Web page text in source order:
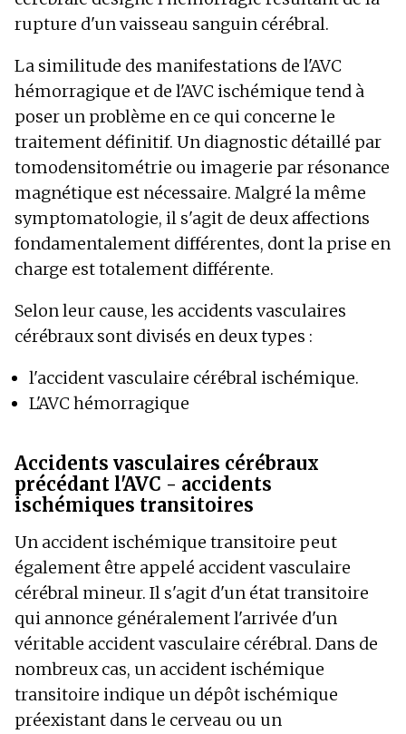
rupture d'un vaisseau sanguin cérébral.
La similitude des manifestations de l'AVC
hémorragique et de l'AVC ischémique tend à
poser un problème en ce qui concerne le
traitement définitif. Un diagnostic détaillé par
tomodensitométrie ou imagerie par résonance
magnétique est nécessaire. Malgré la même
symptomatologie, il s'agit de deux affections
fondamentalement différentes, dont la prise en
charge est totalement différente.
Selon leur cause, les accidents vasculaires
cérébraux sont divisés en deux types :
l'accident vasculaire cérébral ischémique.
L'AVC hémorragique
Accidents vasculaires cérébraux
précédant l'AVC - accidents
ischémiques transitoires
Un accident ischémique transitoire peut
également être appelé accident vasculaire
cérébral mineur. Il s'agit d'un état transitoire
qui annonce généralement l'arrivée d'un
véritable accident vasculaire cérébral. Dans de
nombreux cas, un accident ischémique
transitoire indique un dépôt ischémique
préexistant dans le cerveau ou un